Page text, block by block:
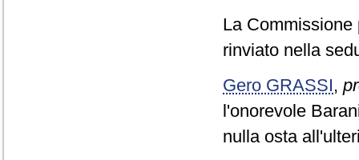
La
rinviato nella
Gero GRASSI,
l'onorevole
nulla osta